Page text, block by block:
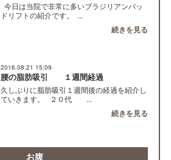
今日は当院で非常に多いブラジリアンバッ
ドリフトの紹介です。 ...
続きを見る
2016.08.21 15:09
腰の脂肪吸引 １週間経過
久しぶりに脂肪吸引１週間後の経過を紹介し
ていきます。 ２０代 ...
続きを見る
お腹